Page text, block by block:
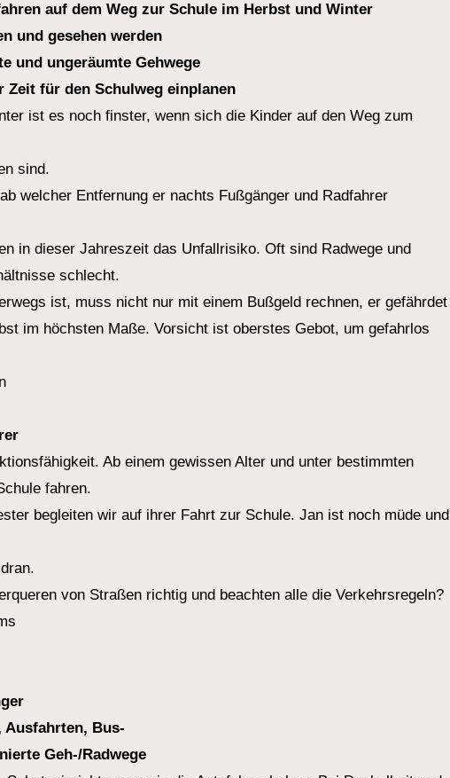
auf dem Weg zur Schule im Herbst und Winter
und gesehen werden
und ungeräumte Gehwege
Zeit für den Schulweg einplanen
ist es noch finster, wenn sich die Kinder auf den Weg zum
sind.
welcher Entfernung er nachts Fußgänger und Radfahrer
in dieser Jahreszeit das Unfallrisiko. Oft sind Radwege und
schlecht.
ist, muss nicht nur mit einem Bußgeld rechnen, er gefährdet
im höchsten Maße. Vorsicht ist oberstes Gebot, um gefahrlos
Ab einem gewissen Alter und unter bestimmten
fahren.
begleiten wir auf ihrer Fahrt zur Schule. Jan ist noch müde und
von Straßen richtig und beachten alle die Verkehrsregeln?
Ausfahrten, Bus-
Geh-/Radwege